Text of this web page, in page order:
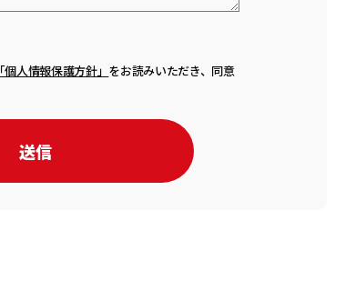
「個人情報保護方針」 をお読みいただき、同意